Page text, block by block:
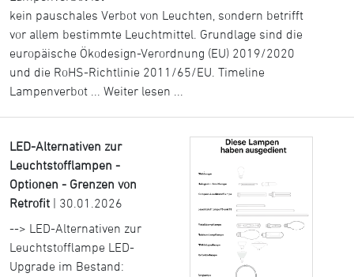
kein pauschales Verbot von Leuchten, sondern betrifft
vor allem bestimmte Leuchtmittel. Grundlage sind die
europäische Ökodesign-Verordnung (EU) 2019/2020
und die RoHS-Richtlinie 2011/65/EU. Timeline
Lampenverbot ... Weiter lesen ...
LED-Alternativen zur
Leuchtstofflampen -
Optionen - Grenzen von
Retrofit | 30.01.2026
--> LED-Alternativen zur
Leuchtstofflampe LED-
Upgrade im Bestand: